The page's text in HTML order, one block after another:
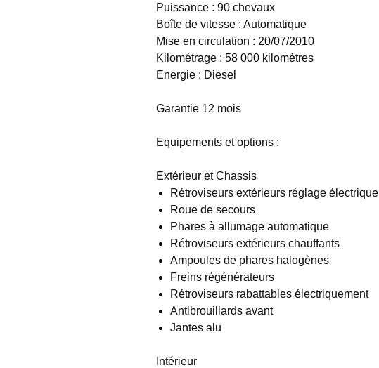
Puissance : 90 chevaux
Boîte de vitesse : Automatique
Mise en circulation : 20/07/2010
Kilométrage : 58 000 kilomètres
Energie : Diesel
Garantie 12 mois
Equipements et options :
Extérieur et Chassis
Rétroviseurs extérieurs réglage électrique
Roue de secours
Phares à allumage automatique
Rétroviseurs extérieurs chauffants
Ampoules de phares halogènes
Freins régénérateurs
Rétroviseurs rabattables électriquement
Antibrouillards avant
Jantes alu
Intérieur